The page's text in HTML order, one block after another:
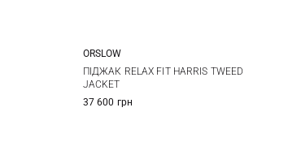
2 3 4
ORSLOW
ПІДЖАК RELAX FIT HARRIS TWEED
JACKET
37 600 грн